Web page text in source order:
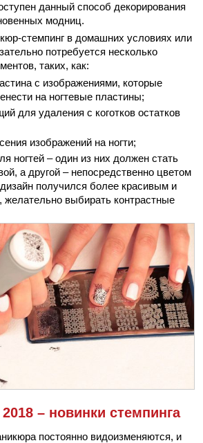
данный способ декорирования
модниц.
стемпинг в домашних условиях или
потребуется несколько
таких, как:
с изображениями, которые
на ногтевые пластины;
для удаления с коготков остатков
изображений на ногти;
ногтей – один из них должен стать
а другой – непосредственно цветом
получился более красивым и
выбирать контрастные
– новинки стемпинга
постоянно видоизменяются, и